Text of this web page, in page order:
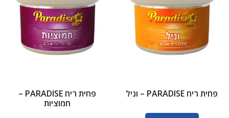
פחית ריח PARADISE – וניל
פחית ריח PARADISE –
חמוציות